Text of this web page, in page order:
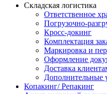
Складская логистика
Ответственное
Погрузочно-
Кросс-докинг
Комплектация
Маркировка и
Оформление
Доставка
Дополнительные
Копакинг/ Репакинг